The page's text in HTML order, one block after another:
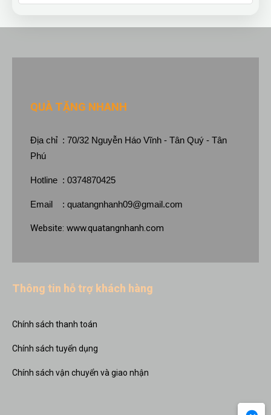
QUÀ TẶNG NHANH
Địa chỉ : 70/32 Nguyễn Háo Vĩnh - Tân Quý - Tân
Phú
Hotline : 0374870425
Email : quatangnhanh09@gmail.com
Website: www.quatangnhanh.com
Thông tin hỗ trợ khách hàng
Chính sách thanh toán
Chính sách tuyển dụng
Chính sách vận chuyển và giao nhận